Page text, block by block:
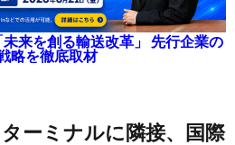
来を創る輸送改革」 先行企業の
略を徹底取材